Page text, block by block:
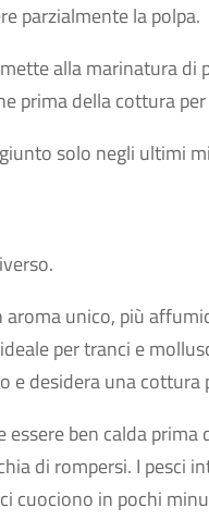
parzialmente la polpa.
alla marinatura
prima della cottura
solo negli ultimi
unico, più
per tranci e
e desidera una
ben calda prima
di rompersi. I pesci
cuociono in pochi